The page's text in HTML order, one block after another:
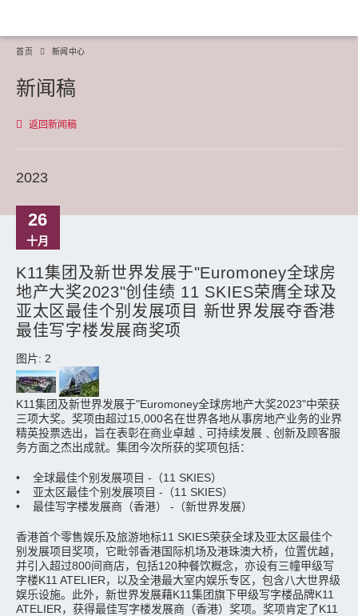
首页 新闻中心
新闻稿
返回新闻稿
2023
26
十月
K11集团及新世界发展于"Euromoney全球房
地产大奖2023"创佳绩 11 SKIES荣膺全球及
亚太区最佳个别发展项目 新世界发展夺香港
最佳写字楼发展商奖项
图片: 2
K11集团及新世界发展于"Euromoney全球房地产大奖2023"中荣获
三项大奖。奖项由超过15,000名在世界各地从事房地产业务的业界
精英投票选出，旨在表彰在商业卓越﹑可持续发展﹑创新及顾客服
务方面之杰出成就。集团今次所获的奖项包括：
• 全球最佳个别发展项目 -（11 SKIES）
• 亚太区最佳个别发展项目 -（11 SKIES）
• 最佳写字楼发展商（香港） -（新世界发展）
香港首个零售娱乐及旅游地标11 SKIES荣获全球及亚太区最佳个
别发展项目奖项，它毗邻香港国际机场及港珠澳大桥，位置优越，
并引入超过800间商店，包括120种餐饮概念，亦设有三幢甲级写
字楼K11 ATELIER，以及全港最大室内娱乐专区，包含八大世界级
娱乐设施。此外，新世界发展藉K11集团旗下甲级写字楼品牌K11
ATELIER，获得最佳写字楼发展商（香港）奖项。奖项肯定了K11